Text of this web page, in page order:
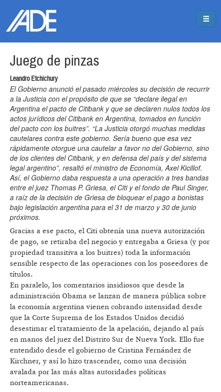
Juego de pinzas
Leandro Etchichury
El Gobierno anunció el pasado miércoles su decisión de recurrir
a la Justicia con el propósito de que se “declare ilegal en
Argentina el pacto de Citibank y que se declaren nulos todos los
actos jurídicos del Citibank en Argentina, tomados en función
del pacto con los buitres”. “La Justicia otorgó muchas medidas
cautelares contra este gobierno. Sería bueno que esa vez
rápidamente otorgue una cautelar a favor no del Gobierno, sino
de los clientes del Citibank, y en defensa del país y del sistema
legal argentino”, resaltó el ministro de Economía, Axel Kicillof.
Así, el Gobierno daba respuesta a una operación a tres bandas
entre el juez Thomas P. Griesa, el Citi y el fondo de Paul Singer,
a raíz de la decisión de Griesa de bloquear el pago a bonistas
bajo legislación argentina para el 31 de marzo y 30 de junio
próximos.
Gracias a ese pacto, el Citi obtenía una nueva autorización
de pago, se retiraba del negocio y entregaba a Griesa (y por
propiedad transitiva a los buitres) toda la información
sensible respecto de las operaciones con los poseedores de
títulos.
En paralelo, los comentarios insidiosos que desde la
administración Obama se lanzan de manera pública sobre
la economía argentina vienen cobrando intensidad desde
que la Corte Suprema de los Estados Unidos decidió
desestimar el tratamiento de la apelación, dejando al país
en manos del juez del Distrito Sur de Nueva York. Ello fue
entendido desde el gobierno de Cristina Fernández de
Kirchner, y así lo hizo trascender, como una decisión
avalada por las más altas autoridades políticas
norteamericanas.